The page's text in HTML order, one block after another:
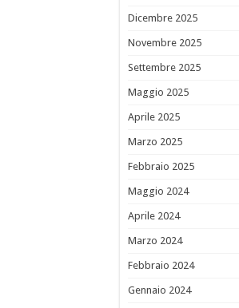
Dicembre 2025
Novembre 2025
Settembre 2025
Maggio 2025
Aprile 2025
Marzo 2025
Febbraio 2025
Maggio 2024
Aprile 2024
Marzo 2024
Febbraio 2024
Gennaio 2024